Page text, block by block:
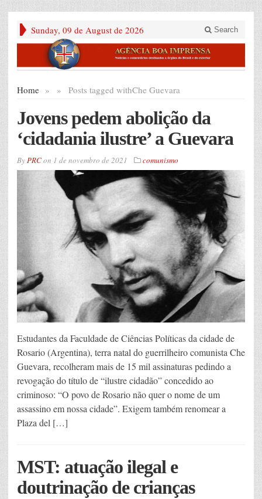
Sunday, 09 de August de 2026 Search
Home » Posts tagged with
» Che Guevara
Jovens pedem abolição da
‘cidadania ilustre’ a Guevara
ByPRCon 1 de novembro de 2021 comunismo
Estudantes da Faculdade de Ciências Políticas da cidade de
Rosario (Argentina), terra natal do guerrilheiro comunista Che
Guevara, recolheram mais de 15 mil assinaturas pedindo a
revogação do título de “ilustre cidadão” concedido ao
criminoso: “O povo de Rosario não quer o nome de um
assassino em nossa cidade”. Exigem também renomear a
Plaza del […]
MST: atuação ilegal e
doutrinação de crianças